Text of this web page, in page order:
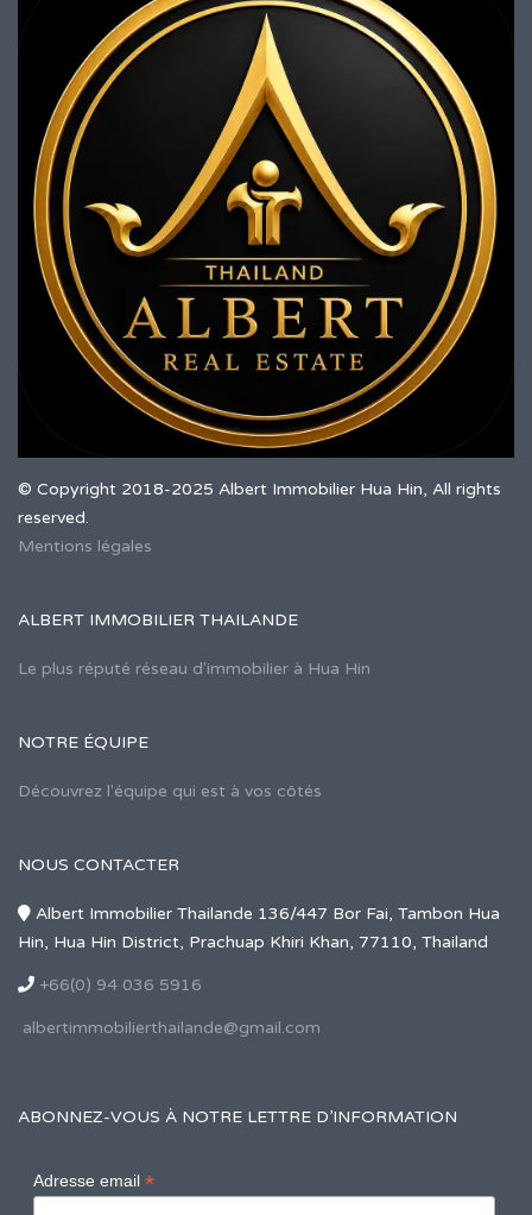
© Copyright 2018-2025 Albert Immobilier Hua Hin, All rights
reserved.
Mentions légales
ALBERT IMMOBILIER THAILANDE
Le plus réputé réseau d'immobilier à Hua Hin
NOTRE ÉQUIPE
Découvrez l'équipe qui est à vos côtés
NOUS CONTACTER
Albert Immobilier Thailande 136/447 Bor Fai, Tambon Hua
Hin, Hua Hin District, Prachuap Khiri Khan, 77110, Thailand
+66(0) 94 036 5916
albertimmobilierthailande@gmail.com
ABONNEZ-VOUS À NOTRE LETTRE D’INFORMATION
Adresse email *